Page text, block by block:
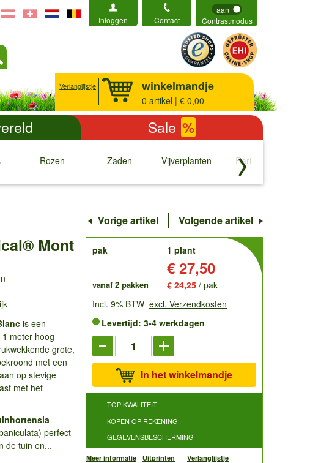
Inloggen Contact
aan
Contrastmodus
Verlanglijstje winkelmandje
0 artikel | € 0,00
Sale %
Rozen
↓
Zaden
↓
Vijverplanten
↓
Rariteiten
↓
Vorige artikel Volgende artikel
Mont
is een
meter hoog
grote,
met een
op stevige
met het
perfect
de tuin en...
order
pak
1 plant
€ 27,50
vanaf 2 pakken € 24,25 / pak
Incl. 9% BTW excl. Verzendkosten
Levertijd: 3-4 werkdagen
In het winkelmandje
TOP KWALITEIT
KOPEN OP REKENING
GEGEVENSBESCHERMING
Meer informatie Uitprinten Verlanglijstje